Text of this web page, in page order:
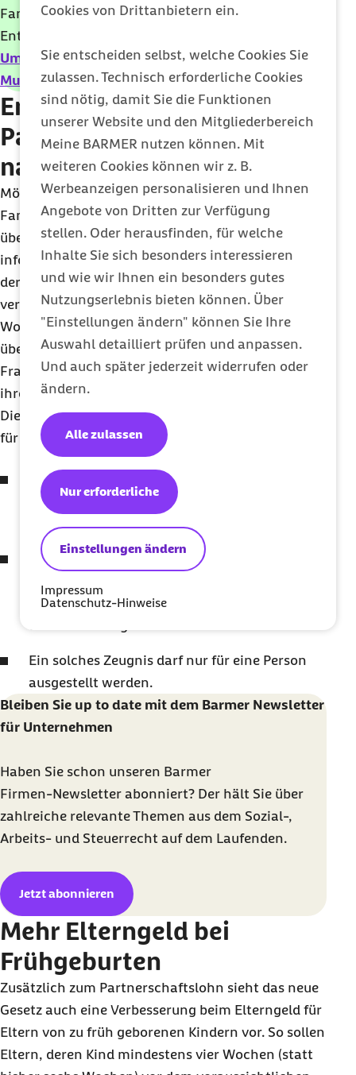
Cookies von Drittanbietern ein.
Sie entscheiden selbst, welche Cookies Sie
zulassen. Technisch erforderliche Cookies
sind nötig, damit Sie die Funktionen
unserer Website und den Mitgliederbereich
Meine BARMER nutzen können. Mit
weiteren Cookies können wir z. B.
Werbeanzeigen personalisieren und Ihnen
Angebote von Dritten zur Verfügung
stellen. Oder herausfinden, für welche
Inhalte Sie sich besonders interessieren
und wie wir Ihnen ein besonders gutes
Nutzungserlebnis bieten können. Über
"Einstellungen ändern" können Sie Ihre
Auswahl detailliert prüfen und anpassen.
Und auch später jederzeit widerrufen oder
ändern.
Einstellungen ändern
Nur erforderliche
Alle zulassen
Impressum
Datenschutz-Hinweise
Familienstartzeit in Anspruch nehmen. Der
Entwurf sieht vor, dass Ihnen die Kosten über das
Umlageverfahren U2(ähnlich wie beim
Mutterschaftsgeld) erstattet werden.
Entbindung und
Partnerschaft müssen
nachgewiesen werden
Möchten Beschäftigte aus Ihrem Unternehmen die
Familienstartzeit in Anspruch nehmen, sollten Sie
über den voraussichtlichen Entbindungstermin
informiert werden. So können beide Seiten die Zeit
der Abwesenheit besser planen. Rechtlich
verpflichtend ist diese Auskunft allerdings nicht.
Worauf Sie aber bestehen können: ein Zeugnis
über die Entbindung des Kindes. Die entbundene
Frau muss ihrem Familienstartzeit-Partner oder
ihrer Partnerin dazu ein Zeugnis aushändigen.
Diese Regeln gelten für das Zeugnis als Nachweis
für die Familienstartzeit:
Das Zeugnis darf nur von einem bestimmten
Personenkreis ausgestellt werden: Arzt, Ärztin,
Hebamme oder Entbindungspfleger.
Es muss folgende Informationen beinhalten:
des Partners oder der Partnerin sowie den Tag
Ein solches Zeugnis darf nur für eine Person
ausgestellt werden.
Bleiben Sie up to date mit dem Barmer Newsletter
für Unternehmen
Haben Sie schon unseren Barmer
Firmen-Newsletter abonniert? Der hält Sie über
zahlreiche relevante Themen aus dem Sozial-,
Arbeits- und Steuerrecht auf dem Laufenden.
Jetzt abonnieren
Mehr Elterngeld bei
Frühgeburten
Zusätzlich zum Partnerschaftslohn sieht das neue
Gesetz auch eine Verbesserung beim Elterngeld für
Eltern von zu früh geborenen Kindern vor. So sollen
Eltern, deren Kind mindestens vier Wochen (statt